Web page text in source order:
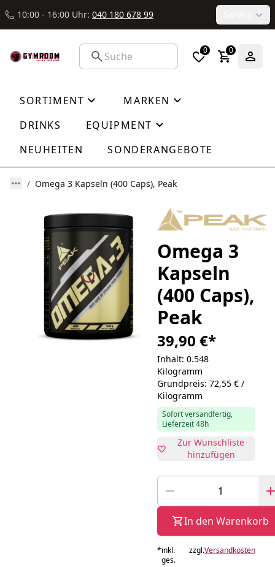
10:00 - 16:00 Uhr: 040 180 678 99
0 0
SORTIMENT
MARKEN
DRINKS
EQUIPMENT
NEUHEITEN
SONDERANGEBOTE
Omega 3 Kapseln (400 Caps), Peak
Omega 3
Kapseln
(400 Caps),
Peak
39,90 €*
Inhalt: 0.548
Kilogramm
Grundpreis: 72,55 € /
Kilogramm
Sofort versandfertig,
Lieferzeit 48h
Zur Wunschliste
hinzufügen
In den Warenkorb
*inkl.
ges.
zzgl.Versandkosten